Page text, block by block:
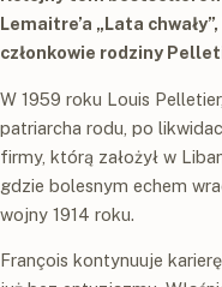
Lemaitre’a „Lata
członkowie rodziny
W 1959 roku Louis
patriarcha rodu, po
firmy, którą założył w
gdzie bolesnym echem
wojny 1914 roku.
François kontynuuje